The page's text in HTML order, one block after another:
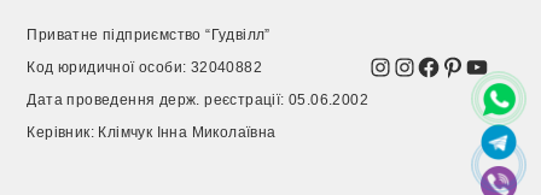
Приватне підприємство “Гудвілл”
Код юридичної особи: 32040882
Дата проведення держ. реєстрації: 05.06.2002
Керівник: Клімчук Інна Миколаївна
Instagram
Instagram
Facebook
Pinterest